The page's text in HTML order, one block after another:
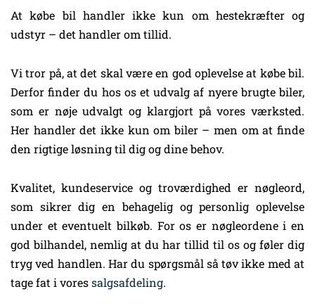
At købe bil handler ikke kun om hestekræfter og
udstyr – det handler om tillid.
Vi tror på, at det skal være en god oplevelse at købe bil.
Derfor finder du hos os et udvalg af nyere brugte biler,
som er nøje udvalgt og klargjort på vores værksted.
Her handler det ikke kun om biler – men om at finde
den rigtige løsning til dig og dine behov.
Kvalitet, kundeservice og troværdighed er nøgleord,
som sikrer dig en behagelig og personlig oplevelse
under et eventuelt bilkøb. For os er nøgleordene i en
god bilhandel, nemlig at du har tillid til os og føler dig
tryg ved handlen. Har du spørgsmål så tøv ikke med at
tage fat i voressalgsafdeling.